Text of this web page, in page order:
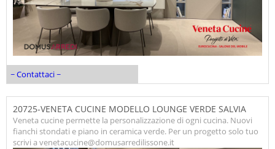
~ Contattaci ~
20725-VENETA CUCINE MODELLO LOUNGE VERDE SALVIA
Veneta cucine permette la personalizzazione di ogni cucina. Nuovi
fianchi stondati e piano in ceramica verde. Per un progetto solo tuo
scrivi a venetacucine@domusarredilissone.it